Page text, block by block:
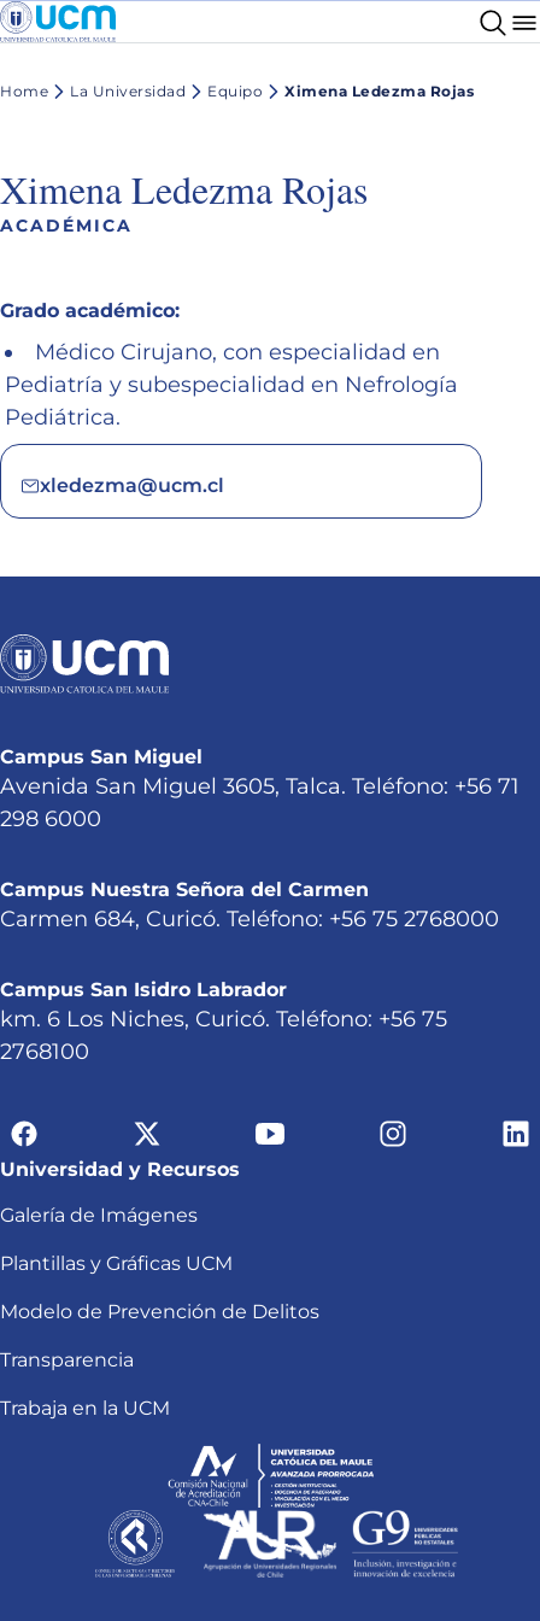
Home La Universidad Equipo Ximena Ledezma Rojas
Ximena Ledezma Rojas
ACADÉMICA
Grado académico:
Médico Cirujano, con especialidad en
Pediatría y subespecialidad en Nefrología
Pediátrica.
xledezma@ucm.cl
Campus San Miguel
Avenida San Miguel 3605, Talca. Teléfono: +56 71
298 6000
Campus Nuestra Señora del Carmen
Carmen 684, Curicó. Teléfono: +56 75 2768000
Campus San Isidro Labrador
km. 6 Los Niches, Curicó. Teléfono: +56 75
2768100
Universidad y Recursos
Galería de Imágenes
Plantillas y Gráficas UCM
Modelo de Prevención de Delitos
Transparencia
Trabaja en la UCM